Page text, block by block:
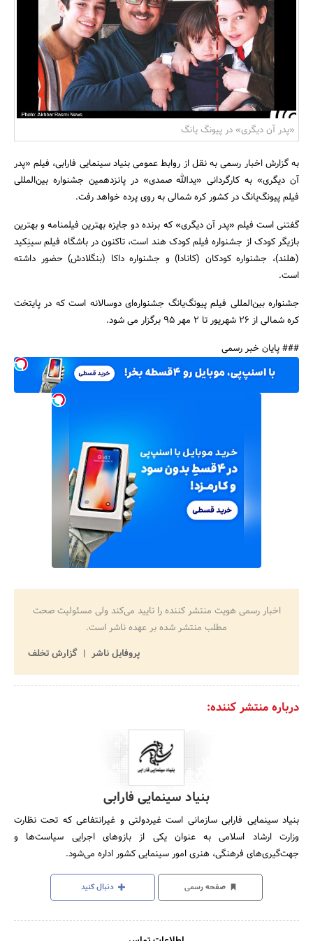
بانک، بیمه و سرمایه
مسکن و ساختمان
جستجو
«پدر آن دیگری» در پیونگ یانگ
به گزارش اخبار رسمی به نقل از روابط عمومی بنیاد سینمایی فارابی، فیلم «پدر
آن دیگری» به کارگردانی «یدالله صمدی» در پانزدهمین جشنواره بین‌المللی
فیلم پیونگ‌یانگ در کشور کره شمالی به روی پرده خواهد رفت.
گفتنی است فیلم «پدر آن دیگری» که برنده دو جایزه بهترین فیلمنامه و بهترین
بازیگر کودک از جشنواره فیلم کودک هند است، تاکنون در باشگاه فیلم سینِکید
(هلند)، جشنواره کودکان (کانادا) و جشنواره داکا (بنگلادش) حضور داشته
است.
جشنواره بین‌المللی فیلم پیونگ‌یانگ جشنواره‌ای دوسالانه است که در پایتخت
کره شمالی از 26 شهریور تا 2 مهر 95 برگزار می شود.
### پایان خبر رسمی
اخبار رسمی هویت منتشر کننده را تایید می‌کند ولی مسئولیت صحت
مطلب منتشر شده بر عهده ناشر است.
پروفایل ناشر
گزارش تخلف
درباره منتشر کننده:
بنیاد سینمایی فارابی
بنیاد سینمایی فارابی سازمانی است غیردولتی و غیرانتفاعی که تحت نظارت
وزارت ارشاد اسلامی به عنوان یکی از بازوهای اجرایی سیاست‌ها و
جهت‌گیری‌های فرهنگی، هنری امور سینمایی کشور اداره می‌شود.
صفحه رسمی دنبال کنید